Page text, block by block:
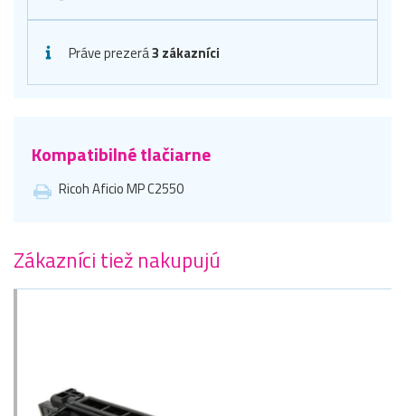
Práve prezerá3 zákazníci
Kompatibilné tlačiarne
Ricoh Aficio MP C2550
Zákazníci tiež nakupujú